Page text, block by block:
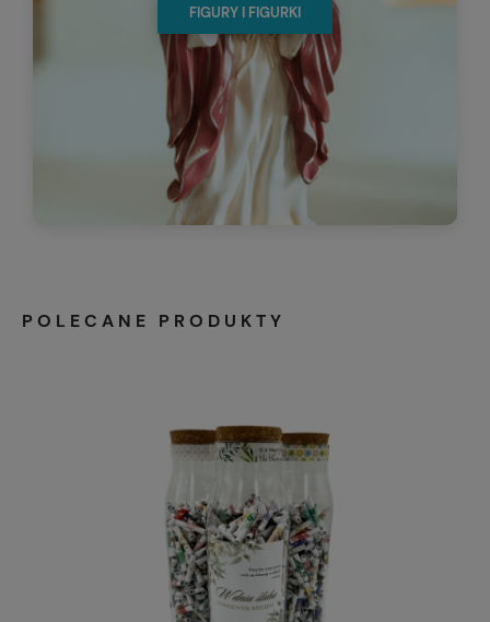
FIGURY I FIGURKI
POLECANE PRODUKTY